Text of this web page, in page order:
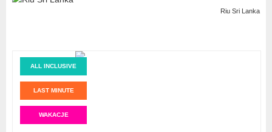
Riu Sri Lanka
ALL INCLUSIVE
LAST MINUTE
WAKACJE